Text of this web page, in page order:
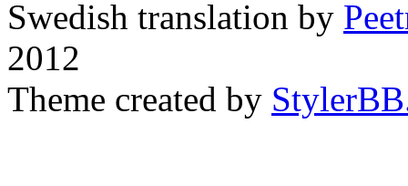
Swedish translation by
2012
Theme created by